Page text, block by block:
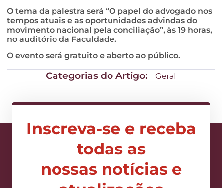
O tema da palestra será “O papel do advogado nos
tempos atuais e as oportunidades advindas do
movimento nacional pela conciliação”, às 19 horas,
no auditório da Faculdade.
O evento será gratuito e aberto ao público.
Categorias do Artigo: Geral
Inscreva-se e receba
todas as
nossas notícias e